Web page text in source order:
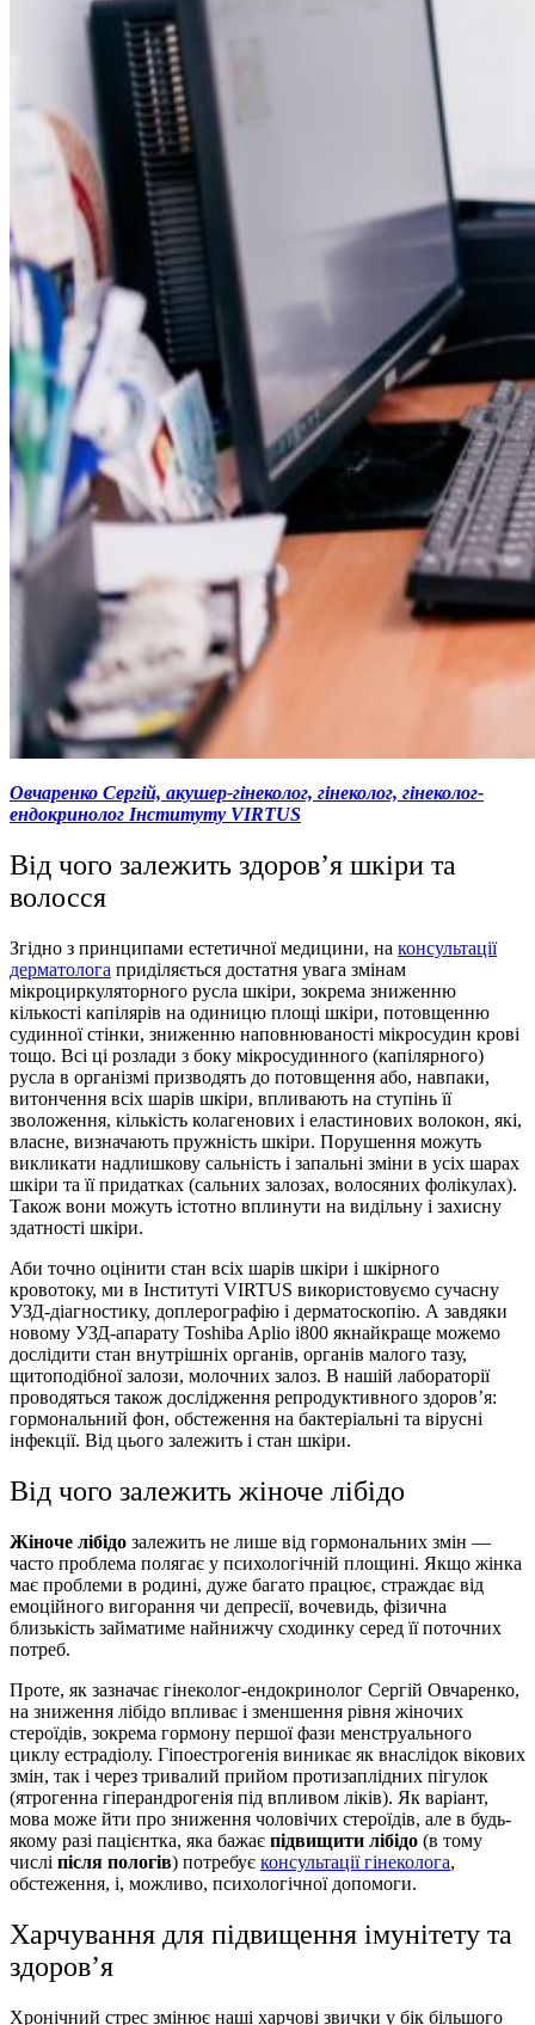
Овчаренко Сергій, акушер-гінеколог, гінеколог, гінеколог-
ендокринолог Інституту VIRTUS
Від чого залежить здоров’я шкіри та
волосся
Згідно з принципами естетичної медицини, на консультації
дерматолога приділяється достатня увага змінам
мікроциркуляторного русла шкіри, зокрема зниженню
кількості капілярів на одиницю площі шкіри, потовщенню
судинної стінки, зниженню наповнюваності мікросудин крові
тощо. Всі ці розлади з боку мікросудинного (капілярного)
русла в організмі призводять до потовщення або, навпаки,
витончення всіх шарів шкіри, впливають на ступінь її
зволоження, кількість колагенових і еластинових волокон, які,
власне, визначають пружність шкіри. Порушення можуть
викликати надлишкову сальність і запальні зміни в усіх шарах
шкіри та її придатках (сальних залозах, волосяних фолікулах).
Також вони можуть істотно вплинути на видільну і захисну
здатності шкіри.
Аби точно оцінити стан всіх шарів шкіри і шкірного
кровотоку, ми в Інституті VIRTUS використовуємо сучасну
УЗД-діагностику, доплерографію і дерматоскопію. А завдяки
новому УЗД-апарату Toshiba Aplio i800 якнайкраще можемо
дослідити стан внутрішніх органів, органів малого тазу,
щитоподібної залози, молочних залоз. В нашій лабораторії
проводяться також дослідження репродуктивного здоров’я:
гормональний фон, обстеження на бактеріальні та вірусні
інфекції. Від цього залежить і стан шкіри.
Від чого залежить жіноче лібідо
Жіноче лібідо залежить не лише від гормональних змін —
часто проблема полягає у психологічній площині. Якщо жінка
має проблеми в родині, дуже багато працює, страждає від
емоційного вигорання чи депресії, вочевидь, фізична
близькість займатиме найнижчу сходинку серед її поточних
потреб.
Проте, як зазначає гінеколог-ендокринолог Сергій Овчаренко,
на зниження лібідо впливає і зменшення рівня жіночих
стероїдів, зокрема гормону першої фази менструального
циклу естрадіолу. Гіпоестрогенія виникає як внаслідок вікових
змін, так і через тривалий прийом протизаплідних пігулок
(ятрогенна гіперандрогенія під впливом ліків). Як варіант,
мова може йти про зниження чоловічих стероїдів, але в будь-
якому разі пацієнтка, яка бажає підвищити лібідо (в тому
числі після пологів) потребує консультації гінеколога,
обстеження, і, можливо, психологічної допомоги.
Харчування для підвищення імунітету та
здоров’я
Хронічний стрес змінює наші харчові звички у бік більшого